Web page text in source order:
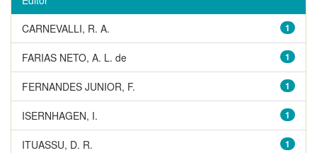
1
CARNEVALLI, R. A.
1
FARIAS NETO, A. L. de
1
FERNANDES JUNIOR, F.
1
ISERNHAGEN, I.
1
ITUASSU, D. R.